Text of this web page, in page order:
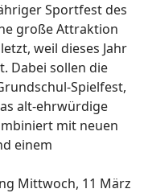
Sportfest des
große Attraktion
weil dieses Jahr
Dabei sollen die
Spielfest,
alt-ehrwürdige
mit neuen
einem
Mittwoch, 11 März